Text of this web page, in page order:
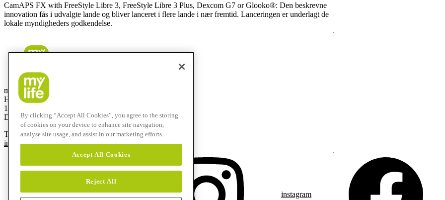
CamAPS FX with FreeStyle Libre 3, FreeStyle Libre 3 Plus, Dexcom G7 or Glooko®: Den beskrevne
innovation fås i udvalgte lande og bliver lanceret i flere lande i nær fremtid. Lanceringen er underlagt de
lokale myndigheders godkendelse.
mylife Diabetes Care ApS
Hammerensgade 1, 2 sal
1267 København K
Denmark
T
+45 48 24 00 45
info@mylife-diabetescare.dk
instagram
By clicking “Accept All Cookies”, you agree to the storing
of cookies on your device to enhance site navigation,
analyse site usage, and assist in our marketing efforts.
Accept All Cookies
Reject All